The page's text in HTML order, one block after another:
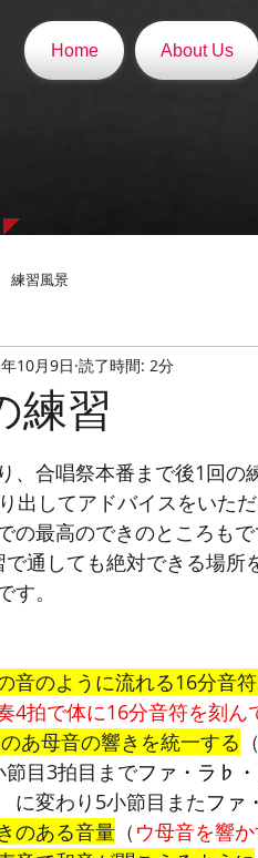
Home About Us
練習風景
練習
10月9日 読了時間: 2分
合唱祭本番まで後1回の
出してアドバイスをいた
の最高のできのところも
通しても絶対できる場所
す。
音のように流れる16分音
4拍で体に16分音符を刻ん
のあ母音の響きを統一する （
節目3拍目までファ・ラ♭
に変わり5小節目またファ
のある音量 （ ウ母音を響